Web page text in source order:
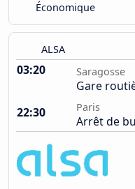
Économique
ALSA
03:20 Saragosse
Gare
22:30
Paris
Arrêt de